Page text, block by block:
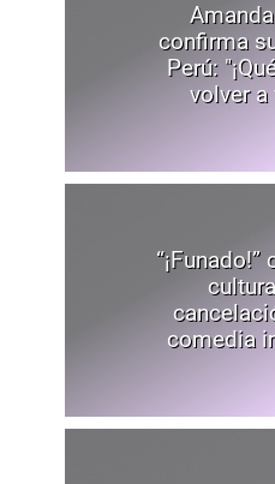
confirma
Perú:
volver a
comedia